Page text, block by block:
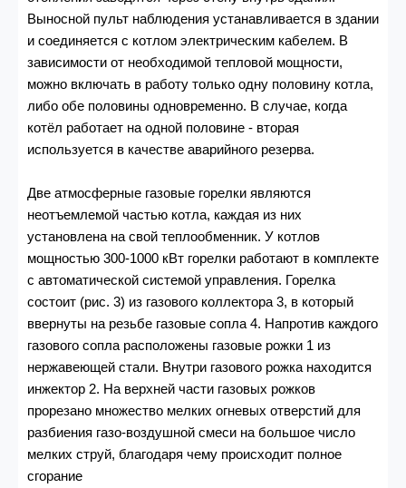
Выносной пульт наблюдения устанавливается в здании
и соединяется с котлом электрическим кабелем. В
зависимости от необходимой тепловой мощности,
можно включать в работу только одну половину котла,
либо обе половины одновременно. В случае, когда
котёл работает на одной половине - вторая
используется в качестве аварийного резерва.
Две атмосферные газовые горелки являются
неотъемлемой частью котла, каждая из них
установлена на свой теплообменник. У котлов
мощностью 300-1000 кВт горелки работают в комплекте
с автоматической системой управления. Горелка
состоит (рис. 3) из газового коллектора 3, в который
ввернуты на резьбе газовые сопла 4. Напротив каждого
газового сопла расположены газовые рожки 1 из
нержавеющей стали. Внутри газового рожка находится
инжектор 2. На верхней части газовых рожков
прорезано множество мелких огневых отверстий для
разбиения газо-воздушной смеси на большое число
мелких струй, благодаря чему происходит полное
сгорание